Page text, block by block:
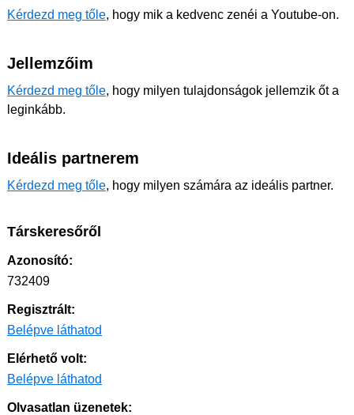
Kérdezd meg tőle, hogy mik a kedvenc zenéi a Youtube-on.
Jellemzőim
Kérdezd meg tőle, hogy milyen tulajdonságok jellemzik őt a
leginkább.
Ideális partnerem
Kérdezd meg tőle, hogy milyen számára az ideális partner.
Társkeresőről
Azonosító:
732409
Regisztrált:
Belépve láthatod
Elérhető volt:
Belépve láthatod
Olvasatlan üzenetek: